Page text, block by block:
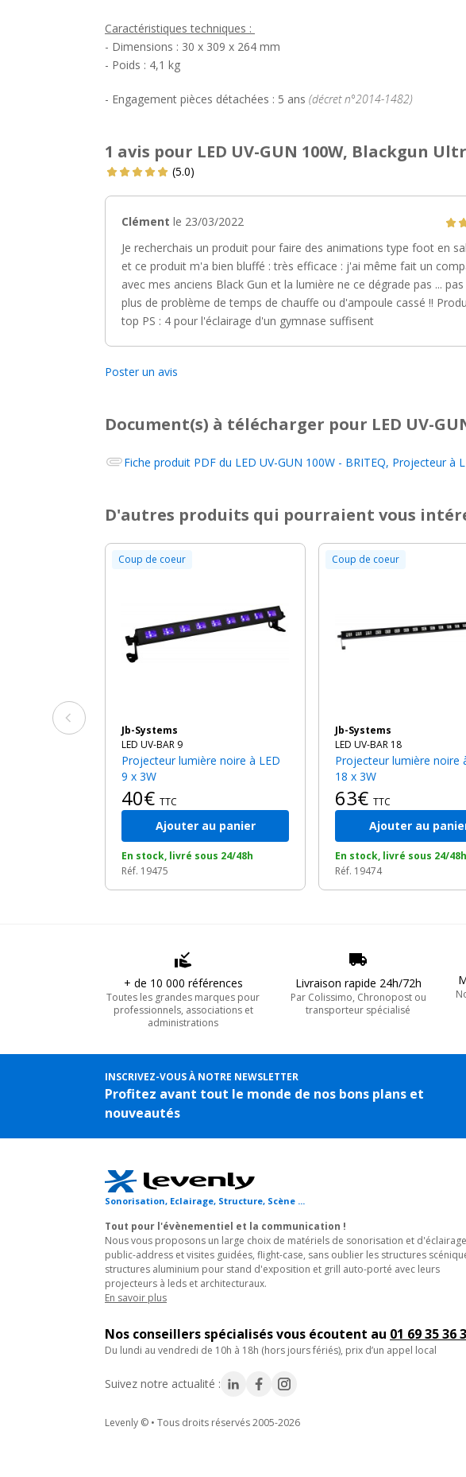
Caractéristiques techniques :
- Dimensions : 30 x 309 x 264 mm
- Poids : 4,1 kg
- Engagement pièces détachées : 5 ans (décret n°2014-1482)
1 avis pour LED UV-GUN 100W, Blackgun
(5.0)
Clément le 23/03/2022
Je recherchais un produit pour faire des animations type foot en
et ce produit m'a bien bluffé : très efficace : j'ai même fait un
avec mes anciens Black Gun et la lumière ne ce dégrade pas ...
plus de problème de temps de chauffe ou d'ampoule cassé !!
top PS : 4 pour l'éclairage d'un gymnase suffisent
Poster un avis
Document(s) à télécharger pour LED UV-
Fiche produit PDF du LED UV-GUN 100W - BRITEQ, Projecteur à
D'autres produits qui pourraient vous
Coup de coeur
Jb-Systems
LED UV-BAR 9
Projecteur lumière noire à LED
9 x 3W
40€ TTC
Ajouter au panier
En stock, livré sous 24/48h
Réf. 19475
Coup de coeur
Jb-Systems
LED UV-BAR 18
Projecteur lumière noire à LED
18 x 3W
63€ TTC
Ajouter au
En stock, livré sous 24/48h
Réf. 19474
+ de 10 000 références
Toutes les grandes marques pour
professionnels, associations et
administrations
Livraison rapide 24h/72h
Par Colissimo, Chronopost ou
transporteur spécialisé
INSCRIVEZ-VOUS À NOTRE NEWSLETTER
Profitez avant tout le monde de nos bons plans et
nouveautés
Sonorisation, Eclairage, Structure, Scène ...
Tout pour l'évènementiel et la communication !
Nous vous proposons un large choix de matériels de sonorisation et
public-address et visites guidées, flight-case, sans oublier les structures
structures aluminium pour stand d'exposition et grill auto-porté avec leurs
projecteurs à leds et architecturaux.
En savoir plus
Nos conseillers spécialisés vous écoutent au 01 69 35 36
du lundi au vendredi de 10h à 18h (hors jours fériés), prix d’un appel local
Suivez notre actualité :
Levenly © • Tous droits réservés 2005-2026